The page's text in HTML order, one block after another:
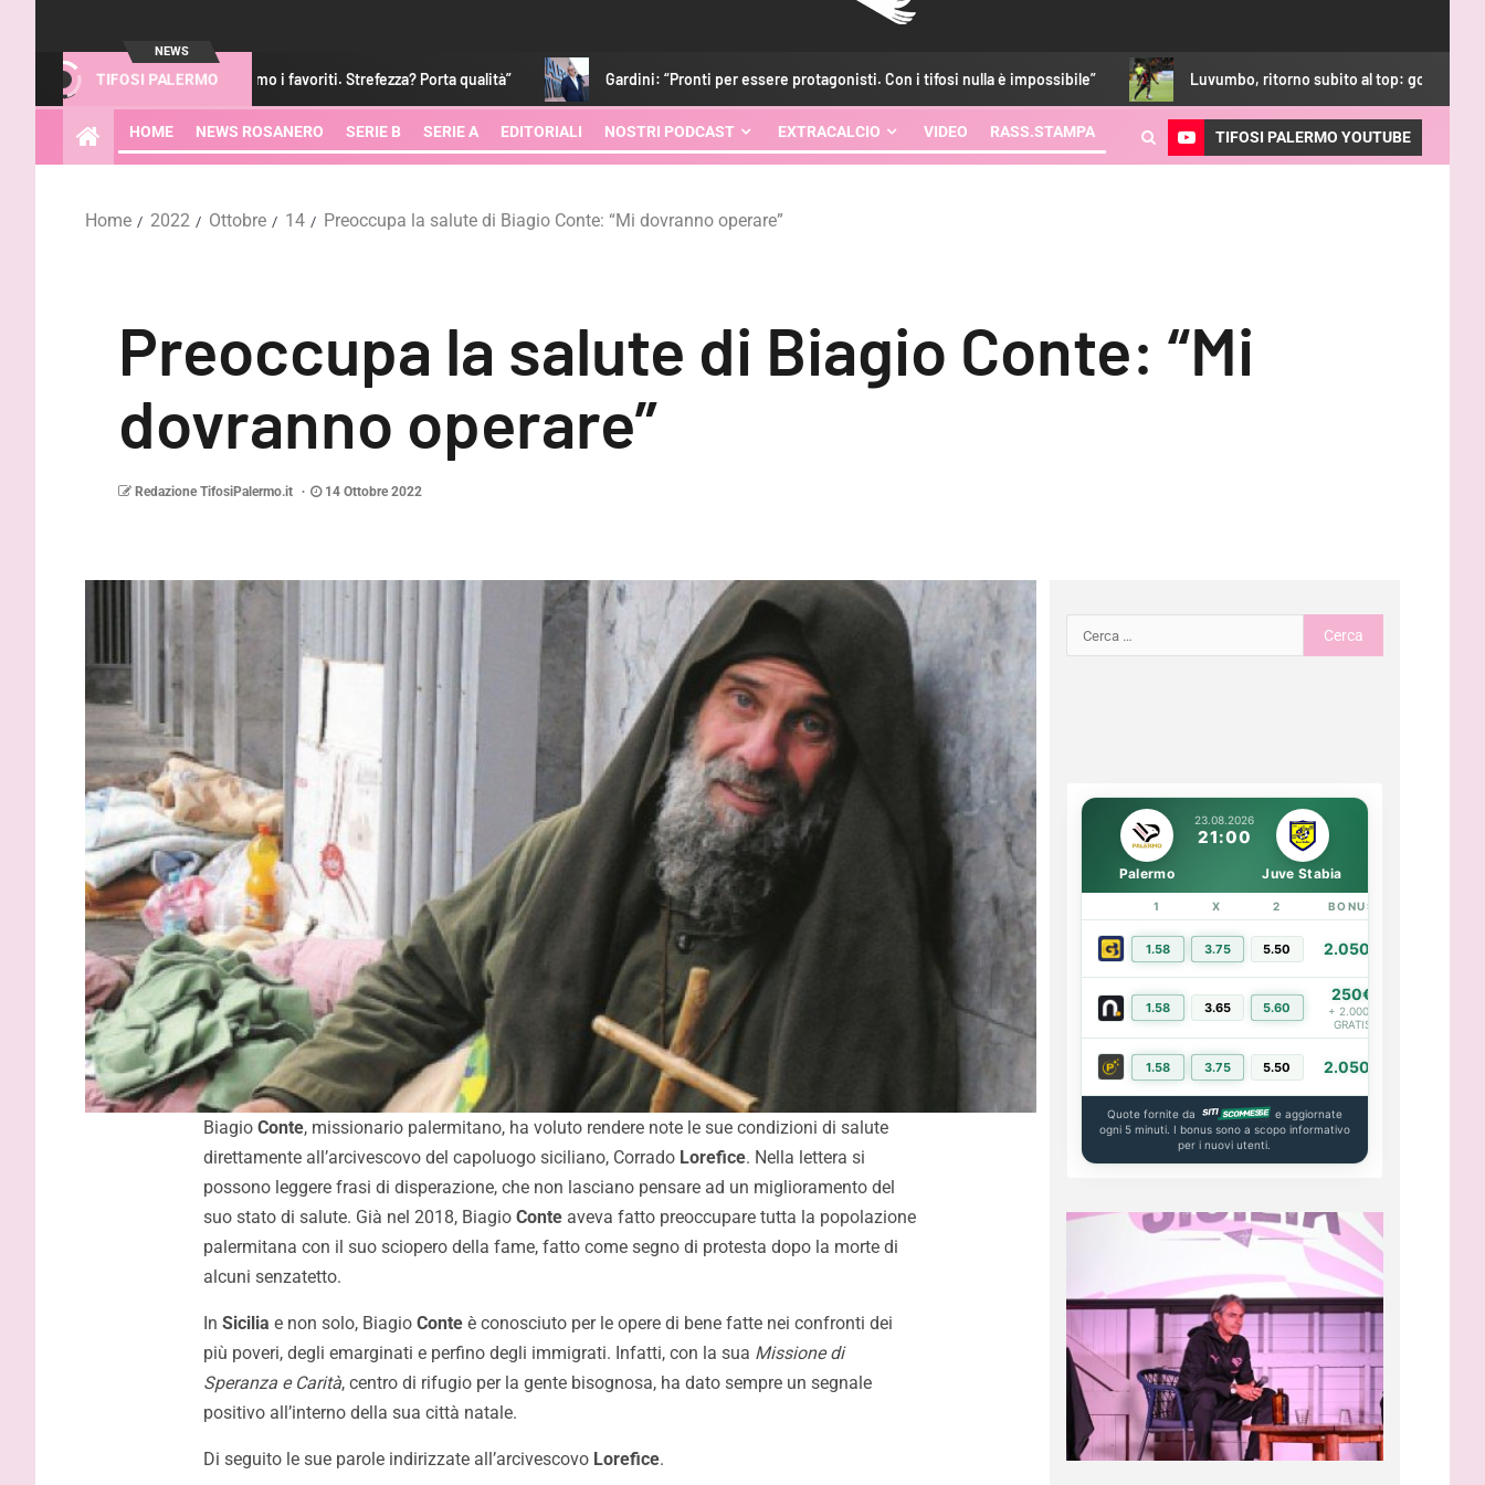
NEWS
TIFOSI PALERMO
Hernani: “Non siamo i favoriti. Strefezza? Porta qualità” Gardini: “Pronti per essere protagonisti. Con i tifosi nulla è impossibile” Luvumbo, ritorno subito al top: gol in amichevole contro
HOME NEWS ROSANERO SERIE B SERIE A EDITORIALI NOSTRI PODCAST EXTRACALCIO VIDEO RASS.STAMPA TIFOSI PALERMO YOUTUBE
Home 2022 Ottobre 14 Preoccupa la salute di Biagio Conte: “Mi dovranno operare”
Preoccupa la salute di Biagio Conte: “Mi
dovranno operare”
Redazione TifosiPalermo.it 14 Ottobre 2022
Biagio Conte, missionario palermitano, ha voluto rendere note le sue condizioni di salute
direttamente all’arcivescovo del capoluogo siciliano, Corrado Lorefice. Nella lettera si
possono leggere frasi di disperazione, che non lasciano pensare ad un miglioramento del
suo stato di salute. Già nel 2018, Biagio Conteaveva fatto preoccupare tutta la popolazione
palermitana con il suo sciopero della fame, fatto come segno di protesta dopo la morte di
alcuni senzatetto.
In Sicilia e non solo, Biagio Conteè conosciuto per le opere di bene fatte nei confronti dei
più poveri, degli emarginati e perfino degli immigrati. Infatti, con la sua Missione di
Speranza e Carità, centro di rifugio per la gente bisognosa, ha dato sempre un segnale
positivo all’interno della sua città natale.
Di seguito le sue parole indirizzate all’arcivescovo Lorefice.
23.08.2026
21:00
Palermo Juve Stabia
1 X 2 BONUS
1.58 3.75 5.50 2.050€
1.58 3.65 5.60
250€
+ 2.000€
GRATIS
1.58 3.75 5.50 2.050€
Quote fornite da
e aggiornate
ogni 5 minuti. I bonus sono a scopo informativo
per i nuovi utenti.